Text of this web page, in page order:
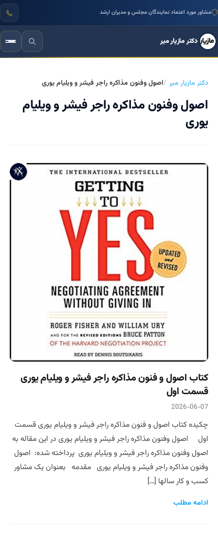
مشاور مورد اعتماد نمایندگان مجلس و مدیران ارشد
دکتر مازیار میر
دکتر مازیار میر اصول وفنون مذاکره راجر فیشر و ویلیام یوری
اصول وفنون مذاکره راجر فیشر و ویلیام
یوری
کتاب اصول و فنون مذاکره راجر فیشر و ویلیام یوری
قسمت اول
2026-06-07
چکیده کتاب اصول و فنون مذاکره راجر فیشر و ویلیام یوری قسمت
اول اصول وفنون مذاکره راجر فیشر و ویلیام یوری در این مقاله به
اصول وفنون مذاکره راجر فیشر و ویلیام یوری پرداخته شده: اصول
وفنون مذاکره راجر فیشر و ویلیام یوری مقدمه بعنوان یک مشاور
کسب و کار سالها […]
ادامه مطلب